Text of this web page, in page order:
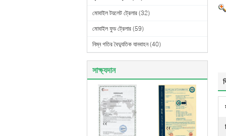
মোবাইল টয়লেট ট্রেলার (32)
মোবাইল ফুড ট্রেলার (59)
নিম্ন গতির বৈদ্যুতিক যানবাহন (40)
সাক্ষ্যদান